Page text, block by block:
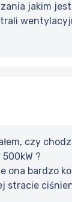
jakim
czy
?
ona bardzo
stracie